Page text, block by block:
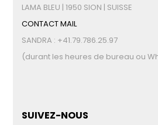
LAMA BLEU | 1950 SION | SUISSE
CONTACT MAIL
SANDRA : +41.79.786.25.97
(durant les heures de bureau ou
SUIVEZ-NOUS